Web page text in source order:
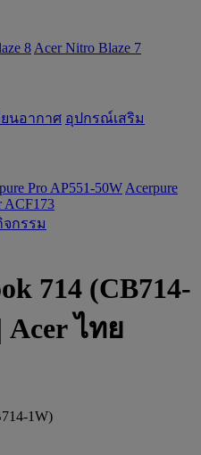
8 Acer Nitro Blaze 7
ยนอากาศ อุปกรณ์เสริม
Pro AP551-50W Acerpure
ACF173
จกรรม
714 (CB714-
ไทย
1W)